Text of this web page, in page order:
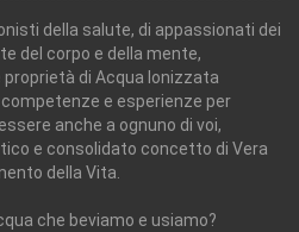
della salute, di appassionati dei
del corpo e della mente,
di Acqua Ionizzata
e esperienze per
anche a ognuno di voi,
e consolidato concetto di Vera
della Vita.
che beviamo e usiamo?